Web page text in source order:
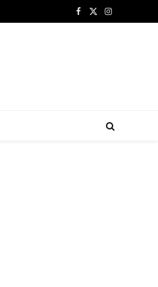
Facebook
X
Instagram